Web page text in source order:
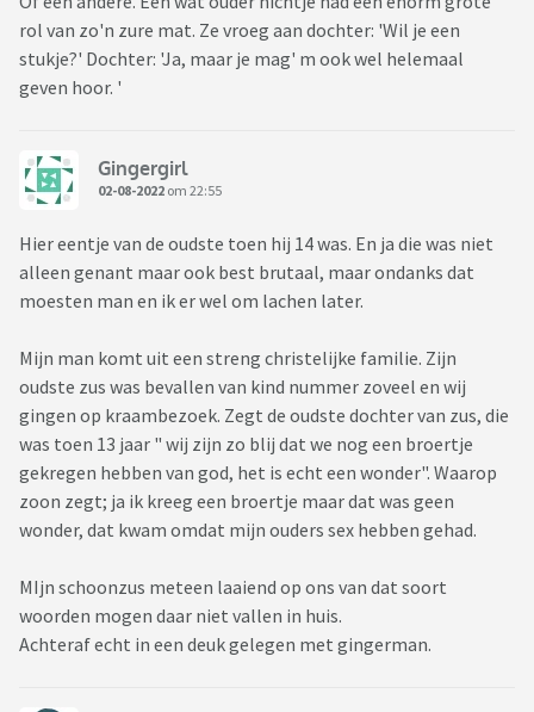
rol van zo'n zure mat. Ze vroeg aan dochter: 'Wil je een
stukje?' Dochter: 'Ja, maar je mag' m ook wel helemaal
geven hoor. '
Gingergirl
02-08-2022 om 22:55
Hier eentje van de oudste toen hij 14 was. En ja die was niet
alleen genant maar ook best brutaal, maar ondanks dat
moesten man en ik er wel om lachen later.
Mijn man komt uit een streng christelijke familie. Zijn
oudste zus was bevallen van kind nummer zoveel en wij
gingen op kraambezoek. Zegt de oudste dochter van zus, die
was toen 13 jaar " wij zijn zo blij dat we nog een broertje
gekregen hebben van god, het is echt een wonder". Waarop
zoon zegt; ja ik kreeg een broertje maar dat was geen
wonder, dat kwam omdat mijn ouders sex hebben gehad.
MIjn schoonzus meteen laaiend op ons van dat soort
woorden mogen daar niet vallen in huis.
Achteraf echt in een deuk gelegen met gingerman.